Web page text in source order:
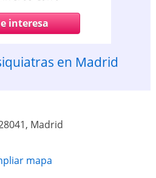
interesa
en Madrid
Madrid
mapa